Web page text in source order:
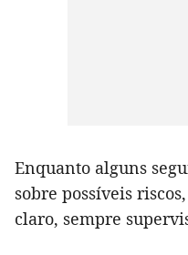
Enquanto alguns
sobre possíveis
claro, sempre